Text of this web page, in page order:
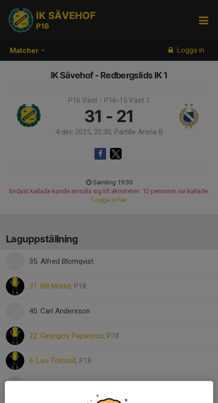
Matcher Logga in
IK SÄVEHOF
P16
IK Sävehof - Redbergslids IK 1
P16 Väst - P16-15 Väst 1
31 - 21
4 dec 2025, 20:30, Partille Arena B
Samling 19:30
Endast kallade kunde anmäla sig till aktiviteten. 12 personer var kallade.
Logga in här
Laguppställning
35. Alfred Blomqvist
31. Bill Mörlid, P18
45. Carl Andersson
22. Georgios Paparizos, P18
6. Leo Törnvall, P18